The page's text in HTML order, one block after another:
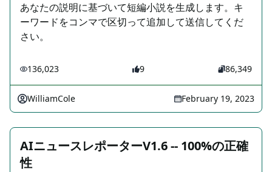
あなたの説明に基づいて短編小説を生成します。キ
ーワードをコンマで区切って追加して送信してくだ
さい。
136,023 9 86,349
WilliamCole February 19, 2023
AIニュースレポーターV1.6 -- 100%の正確
性